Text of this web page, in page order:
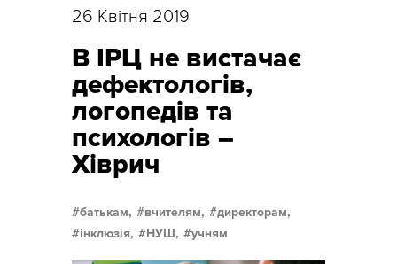
26 Квітня 2019
В ІРЦ не вистачає
дефектологів,
логопедів та
психологів –
Хіврич
батькам, вчителям,
директорам,
інклюзія,
НУШ, учням